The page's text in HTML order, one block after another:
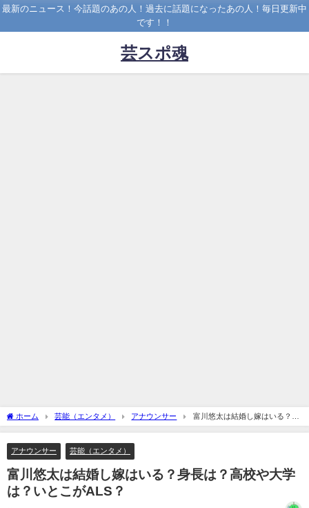
最新のニュース！今話題のあの人！過去に話題になったあの人！毎日更新中
です！！
芸スポ魂
ホーム 芸能（エンタメ） アナウンサー
富川悠太は結婚し嫁はいる？身
長は？高校や大学は？いとこがALS？
アナウンサー 芸能（エンタメ）
富川悠太は結婚し嫁はいる？身長は？高校や大学
は？いとこがALS？